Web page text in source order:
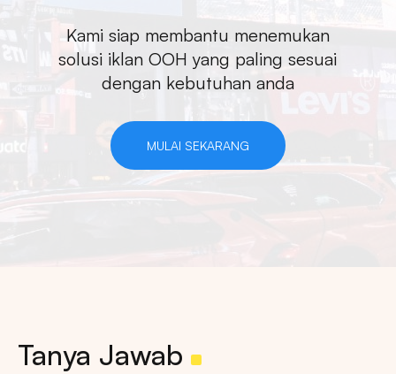
Kami siap membantu menemukan
solusi iklan OOH yang paling sesuai
dengan kebutuhan anda
MULAI SEKARANG
Tanya Jawab